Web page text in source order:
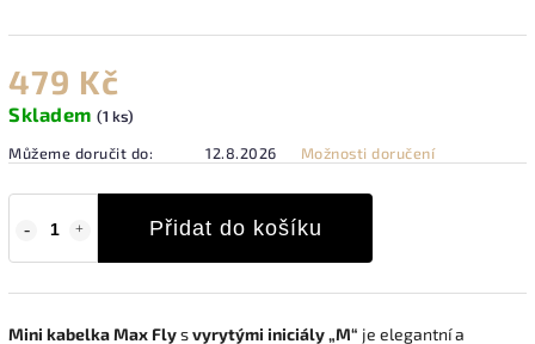
479 Kč
Skladem (1 ks)
Můžeme doručit do:
12.8.2026 Možnosti doručení
Přidat do košíku
Mini kabelka Max Flysvyrytými iniciály „M“ je elegantní a